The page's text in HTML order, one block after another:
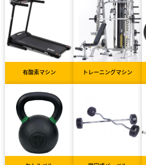
有酸素マシン トレーニングマシン